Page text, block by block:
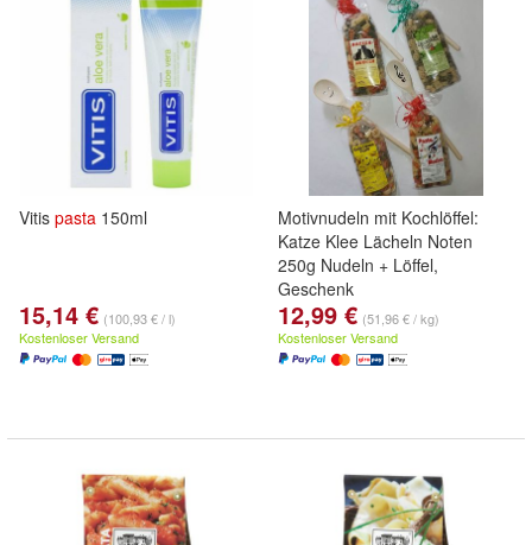
Vitis pasta 150ml
15,14 € (100,93 € / l)
Kostenloser Versand
Motivnudeln mit Kochlöffel:
Katze Klee Lächeln Noten
250g Nudeln + Löffel,
Geschenk
12,99 € (51,96 € / kg)
Kostenloser Versand